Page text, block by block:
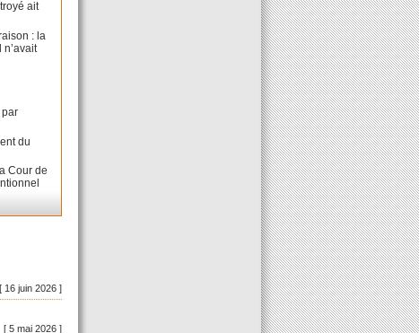
ait
: la
par
du
Cour de
[ 16 juin 2026 ]
[ 5 mai 2026 ]